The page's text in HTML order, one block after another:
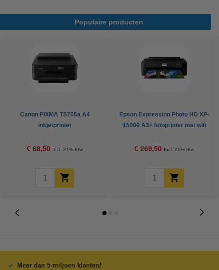
Populaire producten
Canon PIXMA TS705a A4
inkjetprinter
€ 68,50 Incl. 21% btw
Epson Expression Photo HD XP-
15000 A3+ fotoprinter met wifi
€ 269,50 Incl. 21% btw
Meer dan 5 miljoen klanten!